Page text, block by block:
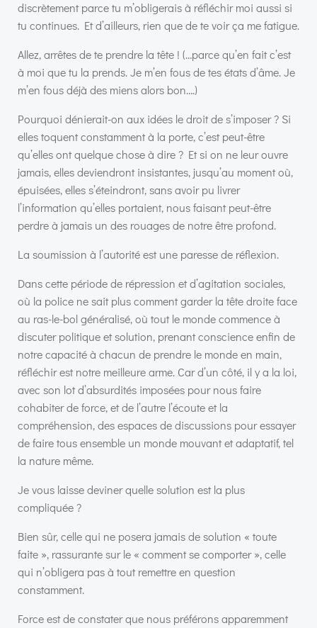
discrètement parce tu m’obligerais à réfléchir moi aussi si
tu continues. Et d’ailleurs, rien que de te voir ça me fatigue.
Allez, arrêtes de te prendre la tête ! (…parce qu’en fait c’est
à moi que tu la prends. Je m’en fous de tes états d’âme. Je
m’en fous déjà des miens alors bon….)
Pourquoi dénierait-on aux idées le droit de s’imposer ? Si
elles toquent constamment à la porte, c’est peut-être
qu’elles ont quelque chose à dire ? Et si on ne leur ouvre
jamais, elles deviendront insistantes, jusqu’au moment où,
épuisées, elles s’éteindront, sans avoir pu livrer
l’information qu’elles portaient, nous faisant peut-être
perdre à jamais un des rouages de notre être profond.
La soumission à l’autorité est une paresse de réflexion.
Dans cette période de répression et d’agitation sociales,
où la police ne sait plus comment garder la tête droite face
au ras-le-bol généralisé, où tout le monde commence à
discuter politique et solution, prenant conscience enfin de
notre capacité à chacun de prendre le monde en main,
réfléchir est notre meilleure arme. Car d’un côté, il y a la loi,
avec son lot d’absurdités imposées pour nous faire
cohabiter de force, et de l’autre l’écoute et la
compréhension, des espaces de discussions pour essayer
de faire tous ensemble un monde mouvant et adaptatif, tel
la nature même.
Je vous laisse deviner quelle solution est la plus
compliquée ?
Bien sûr, celle qui ne posera jamais de solution « toute
faite », rassurante sur le « comment se comporter », celle
qui n’obligera pas à tout remettre en question
constamment.
Force est de constater que nous préférons apparemment